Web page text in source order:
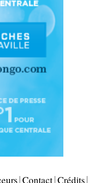
Contact Crédits